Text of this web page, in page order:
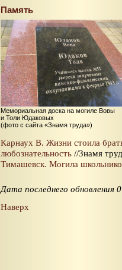
Память
Мемориальная доска на могиле Вовы
и Толи Юдаковых
(фото с сайта «Знамя труда»)
Карнаух В. Жизни стоила
любознательность //Знамя
Тимашевск. Могила
Дата последнего обновления
Наверх